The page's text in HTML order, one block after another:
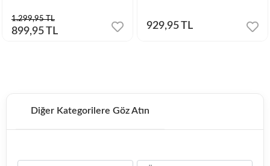
1.299,95 TL
899,95 TL
929,95 TL
Diğer Kategorilere Göz Atın